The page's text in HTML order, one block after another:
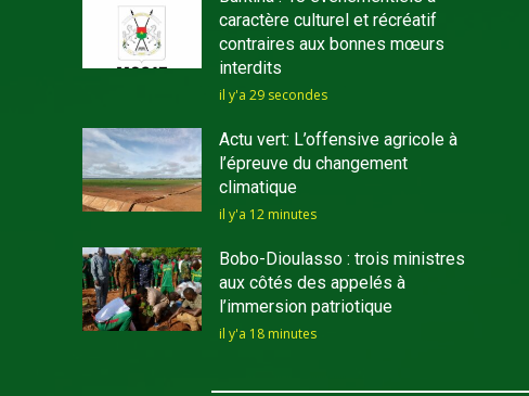
caractère culturel et récréatif
contraires aux bonnes mœurs
interdits
il y'a 29 secondes
Actu vert: L’offensive agricole à
l’épreuve du changement
climatique
il y'a 12 minutes
Bobo-Dioulasso : trois ministres
aux côtés des appelés à
l’immersion patriotique
il y'a 18 minutes